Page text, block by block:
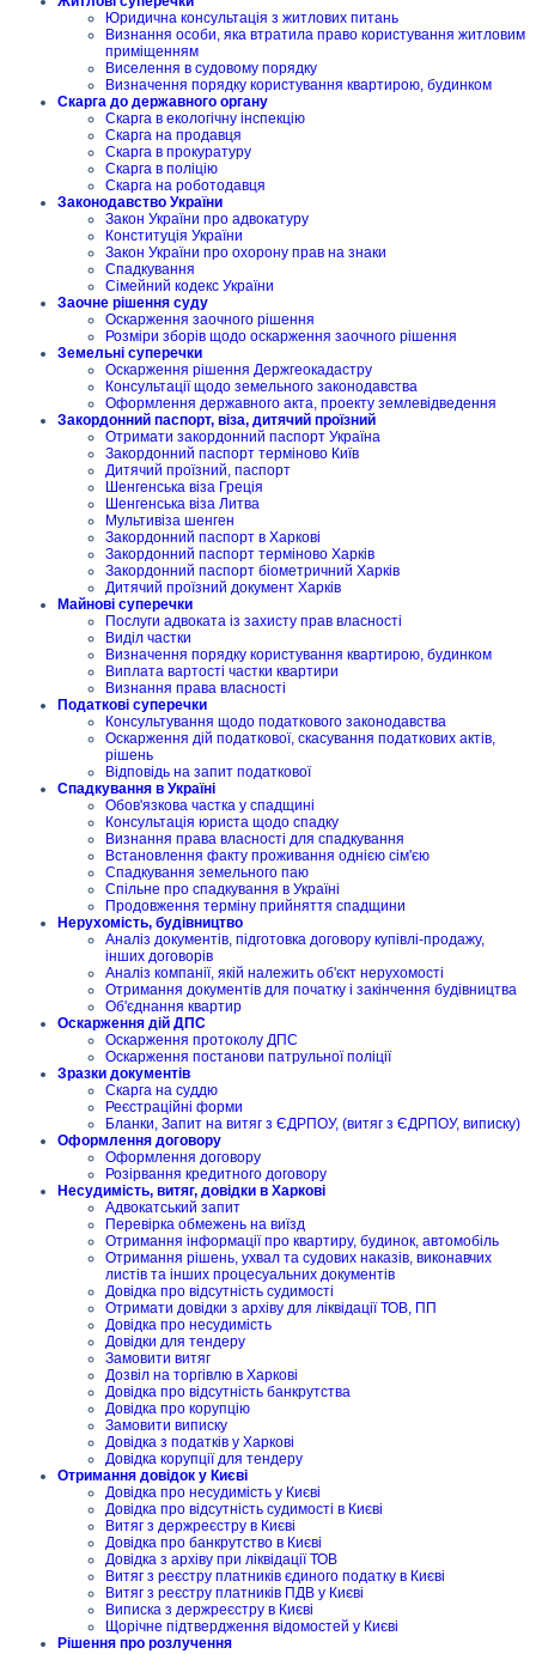
Юридична консультація з житлових питань
Визнання особи, яка втратила право користування житловим
приміщенням
Виселення в судовому порядку
Визначення порядку користування квартирою, будинком
Скарга до державного органу
Скарга в екологічну інспекцію
Скарга на продавця
Скарга в прокуратуру
Скарга в поліцію
Скарга на роботодавця
Законодавство України
Закон України про адвокатуру
Конституція України
Закон України про охорону прав на знаки
Спадкування
Сімейний кодекс України
Заочне рішення суду
Оскарження заочного рішення
Розміри зборів щодо оскарження заочного рішення
Земельні суперечки
Оскарження рішення Держгеокадастру
Консультації щодо земельного законодавства
Оформлення державного акта, проекту землевідведення
Закордонний паспорт, віза, дитячий проїзний
Отримати закордонний паспорт Україна
Закордонний паспорт терміново Київ
Дитячий проїзний, паспорт
Шенгенська віза Греція
Шенгенська віза Литва
Мультивіза шенген
Закордонний паспорт в Харкові
Закордонний паспорт терміново Харків
Закордонний паспорт біометричний Харків
Дитячий проїзний документ Харків
Майнові суперечки
Послуги адвоката із захисту прав власності
Виділ частки
Визначення порядку користування квартирою, будинком
Виплата вартості частки квартири
Визнання права власності
Податкові суперечки
Консультування щодо податкового законодавства
Оскарження дій податкової, скасування податкових актів,
рішень
Відповідь на запит податкової
Спадкування в Україні
Обов'язкова частка у спадщині
Консультація юриста щодо спадку
Визнання права власності для спадкування
Встановлення факту проживання однією сім'єю
Спадкування земельного паю
Спільне про спадкування в Україні
Продовження терміну прийняття спадщини
Нерухомість, будівництво
Аналіз документів, підготовка договору купівлі-продажу,
інших договорів
Аналіз компанії, якій належить об'єкт нерухомості
Отримання документів для початку і закінчення будівництва
Об'єднання квартир
Оскарження дій ДПС
Оскарження протоколу ДПС
Оскарження постанови патрульної поліції
Зразки документів
Скарга на суддю
Реєстраційні форми
Бланки, Запит на витяг з ЄДРПОУ, (витяг з ЄДРПОУ, виписку)
Оформлення договору
Оформлення договору
Розірвання кредитного договору
Несудимість, витяг, довідки в Харкові
Адвокатський запит
Перевірка обмежень на виїзд
Отримання інформації про квартиру, будинок, автомобіль
Отримання рішень, ухвал та судових наказів, виконавчих
листів та інших процесуальних документів
Довідка про відсутність судимості
Отримати довідки з архіву для ліквідації ТОВ, ПП
Довідка про несудимість
Довідки для тендеру
Замовити витяг
Дозвіл на торгівлю в Харкові
Довідка про відсутність банкрутства
Довідка про корупцію
Замовити виписку
Довідка з податків у Харкові
Довідка корупції для тендеру
Отримання довідок у Києві
Довідка про несудимість у Києві
Довідка про відсутність судимості в Києві
Витяг з держреєстру в Києві
Довідка про банкрутство в Києві
Довідка з архіву при ліквідації ТОВ
Витяг з реєстру платників єдиного податку в Києві
Витяг з реєстру платників ПДВ у Києві
Виписка з держреєстру в Києві
Щорічне підтвердження відомостей у Києві
Рішення про розлучення